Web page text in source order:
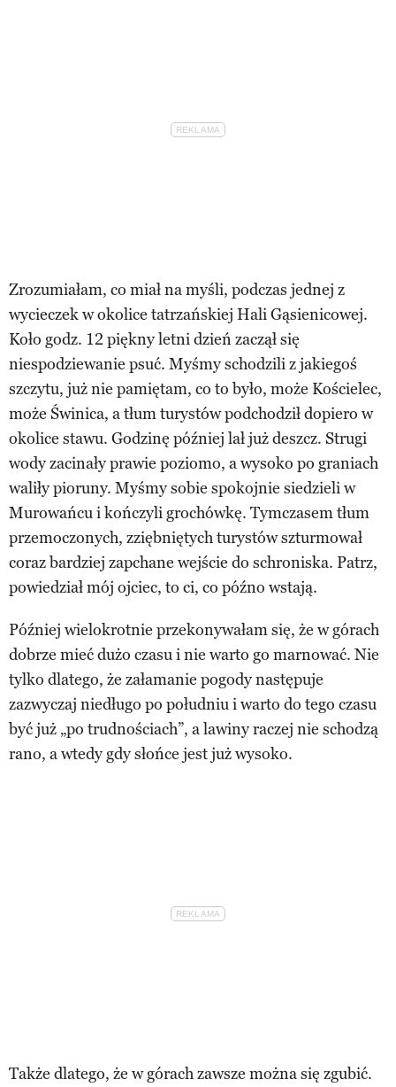
Zrozumiałam, co miał na myśli, podczas jednej z
wycieczek w okolice tatrzańskiej Hali Gąsienicowej.
Koło godz. 12 piękny letni dzień zaczął się
niespodziewanie psuć. Myśmy schodzili z jakiegoś
szczytu, już nie pamiętam, co to było, może Kościelec,
może Świnica, a tłum turystów podchodził dopiero w
okolice stawu. Godzinę później lał już deszcz. Strugi
wody zacinały prawie poziomo, a wysoko po graniach
waliły pioruny. Myśmy sobie spokojnie siedzieli w
Murowańcu i kończyli grochówkę. Tymczasem tłum
przemoczonych, zziębniętych turystów szturmował
coraz bardziej zapchane wejście do schroniska. Patrz,
powiedział mój ojciec, to ci, co późno wstają.
Później wielokrotnie przekonywałam się, że w górach
dobrze mieć dużo czasu i nie warto go marnować. Nie
tylko dlatego, że załamanie pogody następuje
zazwyczaj niedługo po południu i warto do tego czasu
być już „po trudnościach”, a lawiny raczej nie schodzą
rano, a wtedy gdy słońce jest już wysoko.
Także dlatego, że w górach zawsze można się zgubić.